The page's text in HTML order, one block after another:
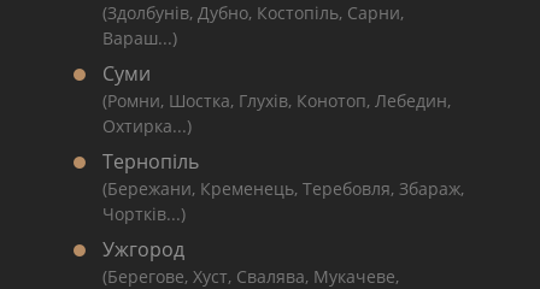
(Здолбунів, Дубно, Костопіль, Сарни,
Вараш...)
Суми
(Ромни, Шостка, Глухів, Конотоп, Лебедин,
Охтирка...)
Тернопіль
(Бережани, Кременець, Теребовля, Збараж,
Чортків...)
Ужгород
(Берегове, Хуст, Свалява, Мукачеве,